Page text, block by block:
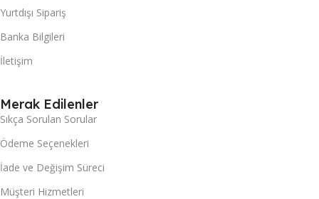
Yurtdışı Sipariş
Banka Bilgileri
İletişim
Merak Edilenler
Sıkça Sorulan Sorular
Ödeme Seçenekleri
İade ve Değişim Süreci
Müşteri Hizmetleri